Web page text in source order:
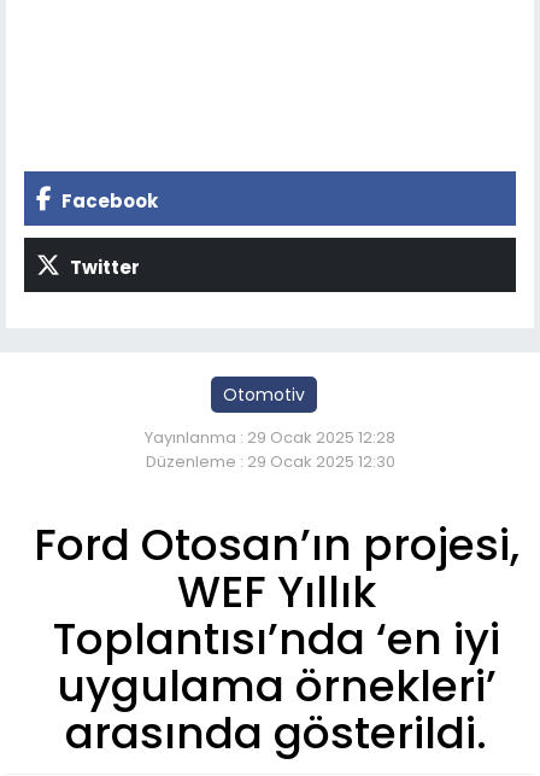
Facebook
Twitter
Otomotiv
Yayınlanma : 29 Ocak 2025 12:28
Düzenleme : 29 Ocak 2025 12:30
Ford Otosan’ın projesi,
WEF Yıllık
Toplantısı’nda ‘en iyi
uygulama örnekleri’
arasında gösterildi.